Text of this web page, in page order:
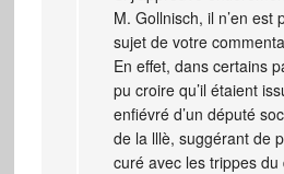
M. Gollnisch, il n’en est
sujet de votre
En effet, dans certains
pu croire qu’il étaient
enfiévré d’un député
de la lllè, suggérant de
curé avec les trippes